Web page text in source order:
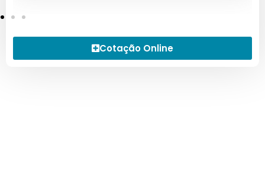
Cotação Online